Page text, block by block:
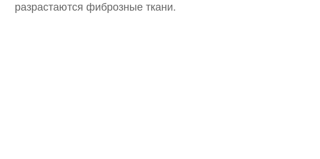
разрастаются фиброзные ткани.